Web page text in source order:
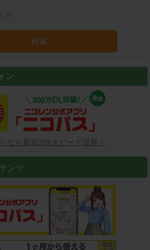
検索
ン
なら最短3分スピード出発！
ンツ